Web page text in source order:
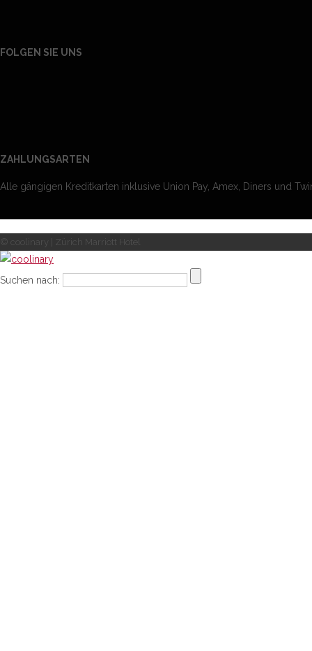
FOLGEN SIE UNS
ZAHLUNGSARTEN
Alle gängigen Kreditkarten inklusive Union Pay, Amex, Diners und
© coolinary | Zürich Marriott Hotel
Suchen nach: